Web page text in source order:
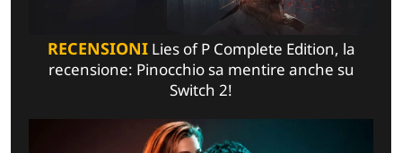
RECENSIONILies of P Complete Edition, la
recensione: Pinocchio sa mentire anche su
Switch 2!